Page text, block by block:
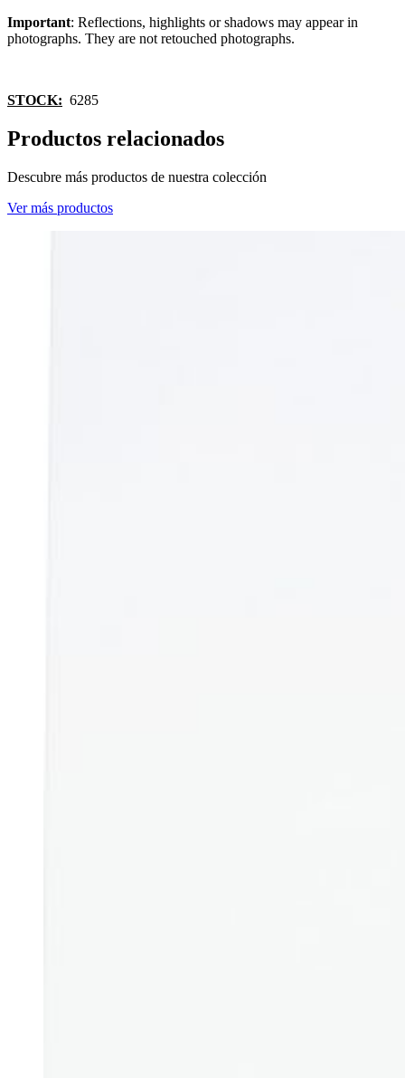
Important: Reflections, highlights or shadows may appear in
photographs. They are not retouched photographs.
STOCK: 6285
Productos relacionados
Descubre más productos de nuestra colección
Ver más productos